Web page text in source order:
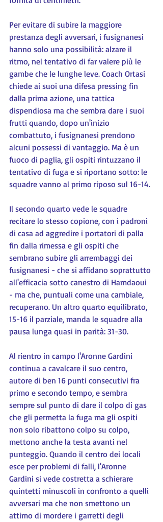
Per evitare di subire la maggiore
prestanza degli avversari, i fusignanesi
hanno solo una possibilità: alzare il
ritmo, nel tentativo di far valere più le
gambe che le lunghe leve. Coach Ortasi
chiede ai suoi una difesa pressing fin
dalla prima azione, una tattica
dispendiosa ma che sembra dare i suoi
frutti quando, dopo un'inizio
combattuto, i fusignanesi prendono
alcuni possessi di vantaggio. Ma è un
fuoco di paglia, gli ospiti rintuzzano il
tentativo di fuga e si riportano sotto: le
squadre vanno al primo riposo sul 16-14.
Il secondo quarto vede le squadre
recitare lo stesso copione, con i padroni
di casa ad aggredire i portatori di palla
fin dalla rimessa e gli ospiti che
sembrano subire gli arrembaggi dei
fusignanesi - che si affidano soprattutto
all'efficacia sotto canestro di Hamdaoui
- ma che, puntuali come una cambiale,
recuperano. Un altro quarto equilibrato,
15-16 il parziale, manda le squadre alla
pausa lunga quasi in parità: 31-30.
Al rientro in campo l'Aronne Gardini
continua a cavalcare il suo centro,
autore di ben 16 punti consecutivi fra
primo e secondo tempo, e sembra
sempre sul punto di dare il colpo di gas
che gli permetta la fuga ma gli ospiti
non solo ribattono colpo su colpo,
mettono anche la testa avanti nel
punteggio. Quando il centro dei locali
esce per problemi di falli, l'Aronne
Gardini si vede costretta a schierare
quintetti minuscoli in confronto a quelli
avversari ma che non smettono un
attimo di mordere i garretti degli